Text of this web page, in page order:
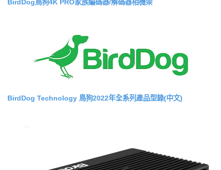
BirdDog鳥狗4K PRO家族編碼器/解碼器相機架
BirdDog Technology 鳥狗2022年全系列產品型錄(中文)